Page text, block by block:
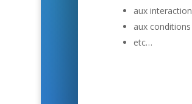
aux
aux
etc…